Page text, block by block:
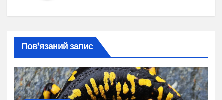
Пов’язаний запис